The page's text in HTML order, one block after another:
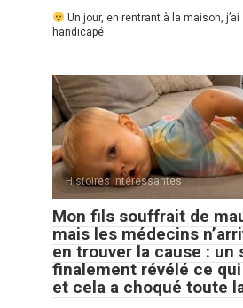
Un jour, en rentrant à la maison,
handicapé
Histoires Intéressantes
Mon fils souffrait de
mais les médecins
en trouver la cause : un
finalement révélé ce
et cela a choqué toute